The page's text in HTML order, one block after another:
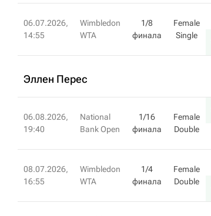
06.07.2026,
14:55
Wimbledon
WTA
1/8
финала
Female
Single
Эллен Перес
06.08.2026,
19:40
National
Bank Open
1/16
финала
Female
Double
08.07.2026,
16:55
Wimbledon
WTA
1/4
финала
Female
Double